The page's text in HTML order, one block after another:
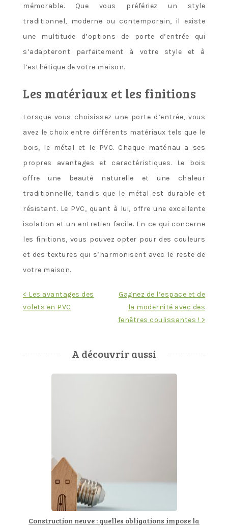
mémorable. Que vous préfériez un style
traditionnel, moderne ou contemporain, il existe
une multitude d’options de porte d’entrée qui
s’adapteront parfaitement à votre style et à
l’esthétique de votre maison.
Les matériaux et les finitions
Lorsque vous choisissez une porte d’entrée, vous
avez le choix entre différents matériaux tels que le
bois, le métal et le PVC. Chaque matériau a ses
propres avantages et caractéristiques. Le bois
offre une beauté naturelle et une chaleur
traditionnelle, tandis que le métal est durable et
résistant. Le PVC, quant à lui, offre une excellente
isolation et un entretien facile. En ce qui concerne
les finitions, vous pouvez opter pour des couleurs
et des textures qui s’harmonisent avec le reste de
votre maison.
Navigation
< Les avantages des
volets en PVC
Gagnez de l’espace et de
la modernité avec des
fenêtres coulissantes ! >
A découvrir aussi
Construction neuve : quelles obligations impose la